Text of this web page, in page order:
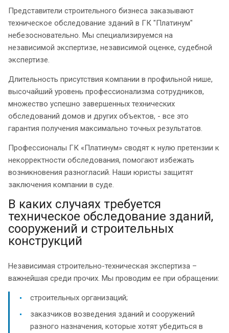
Представители строительного бизнеса заказывают
техническое обследование зданий в ГК "Платинум"
небезосновательно. Мы специализируемся на
независимой экспертизе, независимой оценке, судебной
экспертизе.
Длительность присутствия компании в профильной нише,
высочайший уровень профессионализма сотрудников,
множество успешно завершенных технических
обследований домов и других объектов, - все это
гарантия получения максимально точных результатов.
Профессионалы ГК «Платинум» сводят к нулю претензии к
некорректности обследования, помогают избежать
возникновения разногласий. Наши юристы защитят
заключения компании в суде.
В каких случаях требуется
техническое обследование зданий,
сооружений и строительных
конструкций
Независимая строительно-техническая экспертиза –
важнейшая среди прочих. Мы проводим ее при обращении:
строительных организаций;
заказчиков возведения зданий и сооружений
разного назначения, которые хотят убедиться в